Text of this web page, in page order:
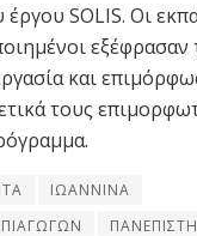
SOLIS. Οι
εξέφρασαν
και
τους
ΙΩΑΝΝΙΝΑ